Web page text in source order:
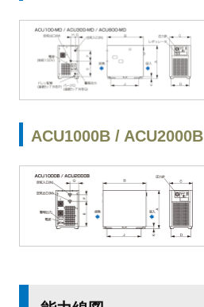
ACU1000B / ACU2000B